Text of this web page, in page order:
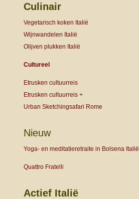
Culinair
Vegetarisch koken Italië
Wijnwandelen Italië
Olijven plukken Italië
Cultureel
Etrusken cultuurreis
Etrusken cultuurreis +
Urban Sketchingsafari Rome
Nieuw
Yoga- en meditatieretraite in Bolsena Italië
Quattro Fratelli
Actief Italië